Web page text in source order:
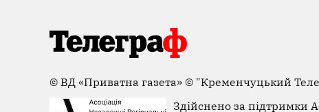
© ВД «Приватна газета» © "Кременчуцький
Здійснено за підтримки